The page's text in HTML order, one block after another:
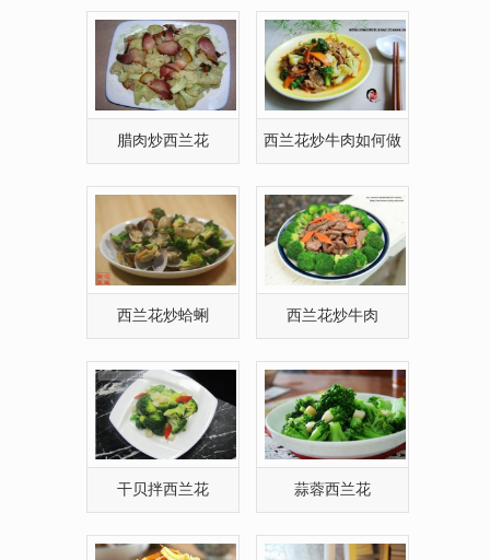
腊肉炒西兰花 西兰花炒牛肉如何做
西兰花炒蛤蜊 西兰花炒牛肉
干贝拌西兰花 蒜蓉西兰花